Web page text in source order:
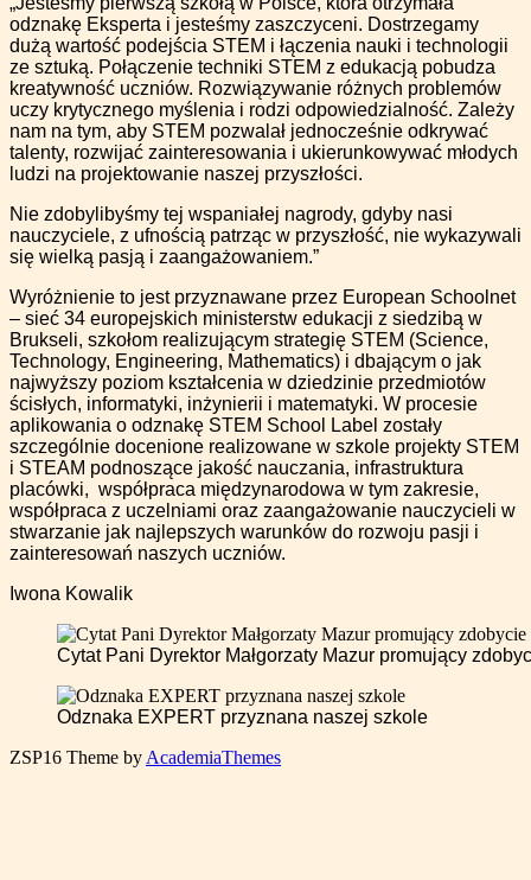
odznakę Eksperta i jesteśmy zaszczyceni. Dostrzegamy
dużą wartość podejścia STEM i łączenia nauki i technologii
ze sztuką. Połączenie techniki STEM z edukacją pobudza
kreatywność uczniów. Rozwiązywanie różnych problemów
uczy krytycznego myślenia i rodzi odpowiedzialność. Zależy
nam na tym, aby STEM pozwalał jednocześnie odkrywać
talenty, rozwijać zainteresowania i ukierunkowywać młodych
ludzi na projektowanie naszej przyszłości.
Nie zdobylibyśmy tej wspaniałej nagrody, gdyby nasi
nauczyciele, z ufnością patrząc w przyszłość, nie wykazywali
się wielką pasją i zaangażowaniem.”
Wyróżnienie to jest przyznawane przez European Schoolnet
– sieć 34 europejskich ministerstw edukacji z siedzibą w
Brukseli, szkołom realizującym strategię STEM (Science,
Technology, Engineering, Mathematics) i dbającym o jak
najwyższy poziom kształcenia w dziedzinie przedmiotów
ścisłych, informatyki, inżynierii i matematyki. W procesie
aplikowania o odznakę STEM School Label zostały
szczególnie docenione realizowane w szkole projekty STEM
i STEAM podnoszące jakość nauczania, infrastruktura
placówki, współpraca międzynarodowa w tym zakresie,
współpraca z uczelniami oraz zaangażowanie nauczycieli w
stwarzanie jak najlepszych warunków do rozwoju pasji i
zainteresowań naszych uczniów.
Iwona Kowalik
Cytat Pani Dyrektor Małgorzaty Mazur promujący
Odznaka EXPERT przyznana naszej szkole
ZSP16 Theme by AcademiaThemes